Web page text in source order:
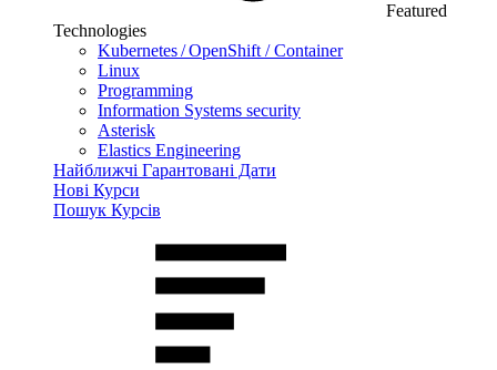
Featured
Technologies
Kubernetes / OpenShift / Container
Linux
Programming
Information Systems security
Asterisk
Elastics Engineering
Найближчі Гарантовані Дати
Нові Курси
Пошук Курсів